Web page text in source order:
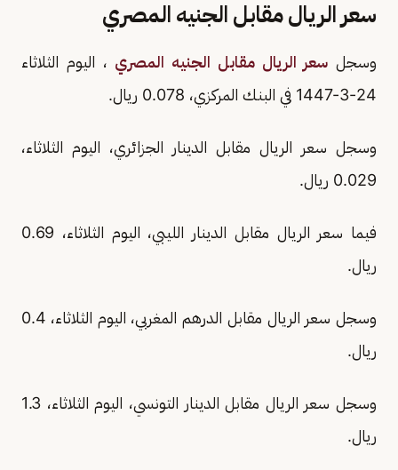
سعر الريال مقابل الجنيه المصري
وسجل سعر الريال مقابل الجنيه المصري ، اليوم الثلاثاء
24-3-1447 في البنك المركزي، 0.078 ريال.
وسجل سعر الريال مقابل الدينار الجزائري، اليوم الثلاثاء،
0.029 ريال.
فيما سعر الريال مقابل الدينار الليبي، اليوم الثلاثاء، 0.69
ريال.
وسجل سعر الريال مقابل الدرهم المغربي، اليوم الثلاثاء، 0.4
ريال.
وسجل سعر الريال مقابل الدينار التونسي، اليوم الثلاثاء، 1.3
ريال.